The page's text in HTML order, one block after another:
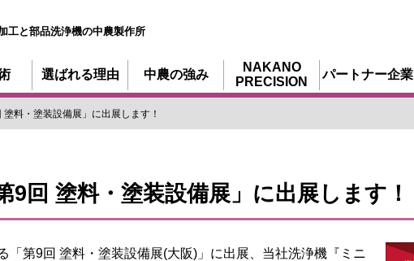
工と部品洗浄機の中農製作所
選ばれる理由 中農の強み
NAKANO
PRECISION
パートナー企業
塗料・塗装設備展」に出展します！
9回 塗料・塗装設備展」に出展します！
「第9回 塗料・塗装設備展(大阪)」に出展、当社洗浄機『ミニ